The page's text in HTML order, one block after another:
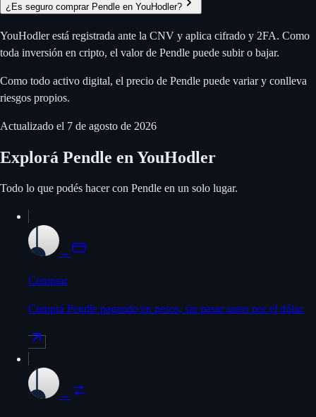
¿Es seguro comprar Pendle en YouHodler?
YouHodler está registrada ante la CNV y aplica cifrado y 2FA. Como
toda inversión en cripto, el valor de Pendle puede subir o bajar.
Como todo activo digital, el precio de Pendle puede variar y conlleva
riesgos propios.
Actualizado el 7 de agosto de 2026
Explorá Pendle en YouHodler
Todo lo que podés hacer con Pendle en un solo lugar.
→
Comprar
Comprá Pendle pagando en pesos, sin pasar antes por el dólar.
→